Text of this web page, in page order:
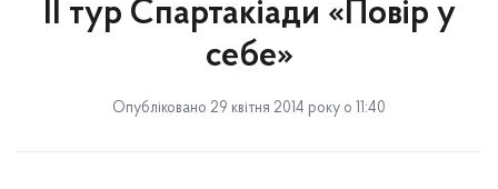
ІІ тур Спартакіади «Повір у
себе»
Опубліковано 29 квітня 2014 року о 11:40